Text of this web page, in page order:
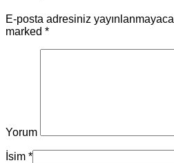
E-posta adresiniz
marked *
Yorum
İsim *